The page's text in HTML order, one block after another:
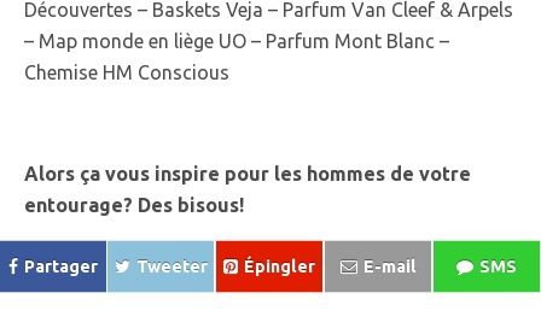
Découvertes – Baskets Veja – Parfum Van Cleef & Arpels
– Map monde en liège UO – Parfum Mont Blanc –
Chemise HM Conscious
Alors ça vous inspire pour les hommes de votre
entourage? Des bisous!
Partager Tweeter Épingler E-mail SMS